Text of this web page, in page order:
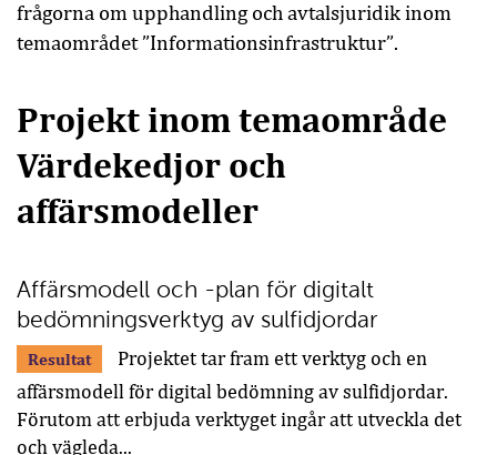
frågorna om upphandling och avtalsjuridik inom
temaområdet ”Informationsinfrastruktur”.
Projekt inom temaområde
Värdekedjor och
affärsmodeller
Affärsmodell och -plan för digitalt
bedömningsverktyg av sulfidjordar
Resultat
Projektet tar fram ett verktyg och en
affärsmodell för digital bedömning av sulfidjordar.
Förutom att erbjuda verktyget ingår att utveckla det
och vägleda...